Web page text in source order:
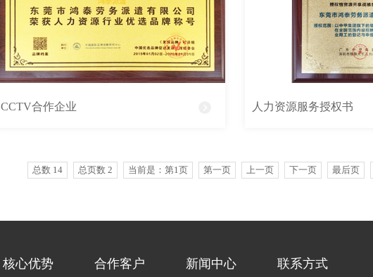
CCTV合作企业 人力资源服务授权书
总数 14 总页数 2 当前是：第1页 第一页 上一页 下一页 最后页
核心优势 合作客户 新闻中心 联系方式